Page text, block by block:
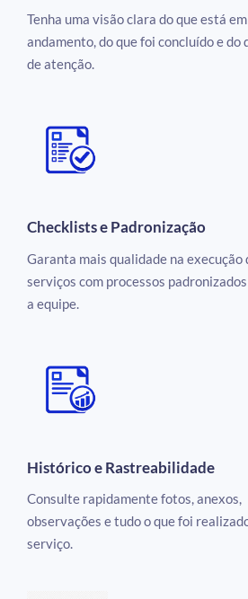
Tenha uma visão clara do que está em
andamento, do que foi concluído e do
de atenção.
Checklists e Padronização
Garanta mais qualidade na execução
serviços com processos
a equipe.
Histórico e Rastreabilidade
Consulte rapidamente fotos, anexos,
observações e tudo o que foi
serviço.